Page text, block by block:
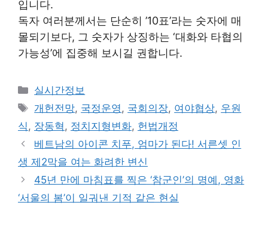
입니다.
독자 여러분께서는 단순히 ’10표’라는 숫자에 매
몰되기보다, 그 숫자가 상징하는 ‘대화와 타협의
가능성’에 집중해 보시길 권합니다.
Categories
실시간정보
Tags
개헌전망, 국정운영, 국회의장, 여야협상, 우원
식, 장동혁, 정치지형변화, 헌법개정
베트남의 아이콘 치푸, 엄마가 된다! 서른셋 인
생 제2막을 여는 화려한 변신
45년 만에 마침표를 찍은 ‘참군인’의 명예, 영화
‘서울의 봄’이 일궈낸 기적 같은 현실